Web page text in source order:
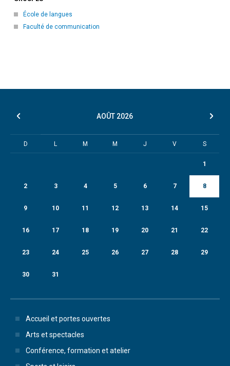
École de langues
Faculté de communication
AOÛT 2026
D L M M J V S
1
2 3 4 5 6 7 8
9 10 11 12 13 14 15
16 17 18 19 20 21 22
23 24 25 26 27 28 29
30 31
Accueil et portes ouvertes
Arts et spectacles
Conférence, formation et atelier